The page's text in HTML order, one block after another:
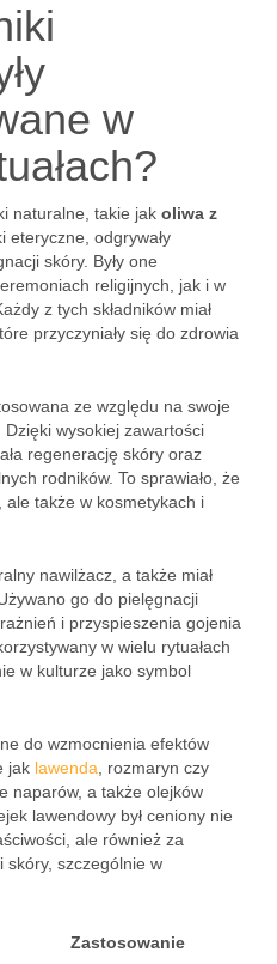
w
naturalne, takie jak oliwa z
eteryczne, odgrywały
skóry. Były one
religijnych, jak i w
z tych składników miał
przyczyniały się do zdrowia
ze względu na swoje
Dzięki wysokiej zawartości
regenerację skóry oraz
rodników. To sprawiało, że
ale także w kosmetykach i
nawilżacz, a także miał
go do pielęgnacji
i przyspieszenia gojenia
w wielu rytuałach
w kulturze jako symbol
do wzmocnienia efektów
jak lawenda , rozmaryn czy
naparów, a także olejków
lawendowy był ceniony nie
ale również za
skóry, szczególnie w
Zastosowanie